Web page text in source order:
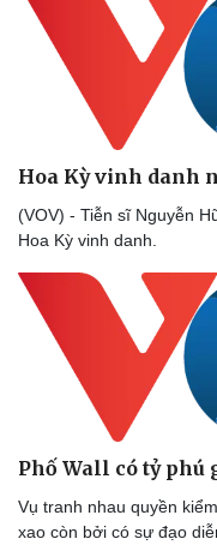
Săn Tour
check-in
Hoa Kỳ vinh danh
(VOV) - Tiễn sĩ Nguyễn
Hoa Kỳ vinh danh.
Phố Wall có tỷ phú
Vụ tranh nhau quyền
xao còn bởi có sự đạo